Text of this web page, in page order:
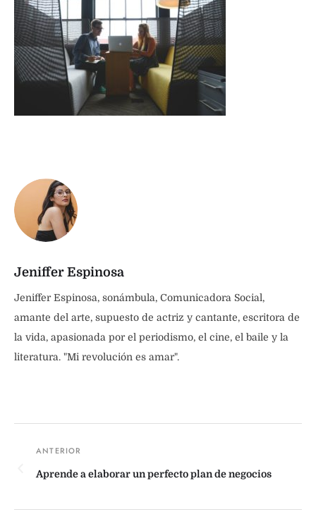
Jeniffer Espinosa
Jeniffer Espinosa, sonámbula, Comunicadora Social,
amante del arte, supuesto de actriz y cantante, escritora de
la vida, apasionada por el periodismo, el cine, el baile y la
literatura. "Mi revolución es amar".
Aprende a elaborar un perfecto plan de negocios